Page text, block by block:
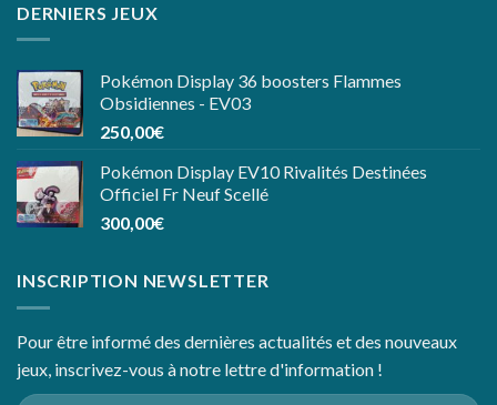
DERNIERS JEUX
Pokémon Display 36 boosters Flammes
Obsidiennes - EV03
250,00€
Pokémon Display EV10 Rivalités Destinées
Officiel Fr Neuf Scellé
300,00€
INSCRIPTION NEWSLETTER
Pour être informé des dernières actualités et des nouveaux
jeux, inscrivez-vous à notre lettre d'information !